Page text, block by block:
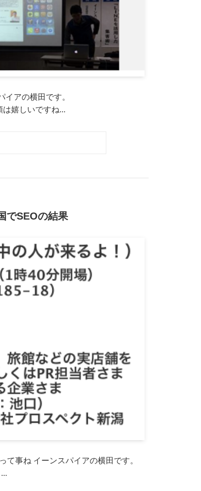
アの横田です。
嬉しいですね...
でSEOの結果
事ね イーンスパイアの横田です。